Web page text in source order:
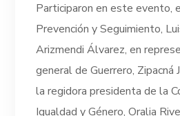
Participaron en este evento,
Prevención y Seguimiento,
Arizmendi Álvarez, en
general de Guerrero, Zipacná
la regidora presidenta de la
Igualdad y Género, Oralia